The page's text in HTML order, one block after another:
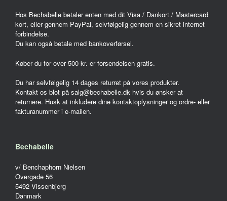
Hos Bechabelle betaler enten med dit Visa / Dankort / Mastercard
kort, eller gennem PayPal, selvfølgelig gennem en sikret internet
forbindelse.
Du kan også betale med bankoverførsel.
Køber du for over 500 kr. er forsendelsen gratis.
Du har selvfølgelig 14 dages returret på vores produkter.
Kontakt os blot på salg@bechabelle.dk hvis du ønsker at
returnere. Husk at inkludere dine kontaktoplysninger og ordre- eller
fakturanummer i e-mailen.
Bechabelle
v/ Benchaphorn Nielsen
Overgade 56
5492 Vissenbjerg
Danmark